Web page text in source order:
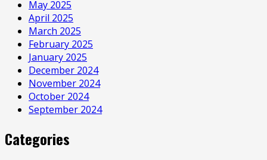
May 2025
April 2025
March 2025
February 2025
January 2025
December 2024
November 2024
October 2024
September 2024
Categories